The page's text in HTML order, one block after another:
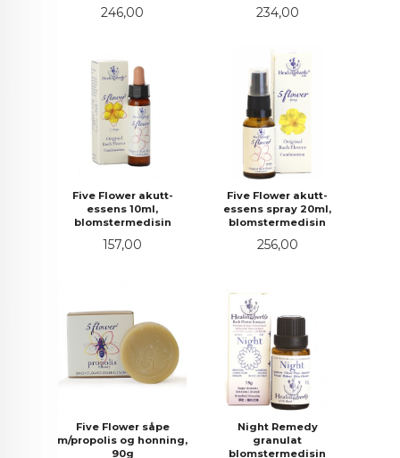
Pris
246,00 Pris
234,00
Five Flower akutt-
essens 10ml,
blomstermedisin
Pris
157,00
Five Flower akutt-
essens spray 20ml,
blomstermedisin
Pris
256,00
Five Flower såpe
m/propolis og honning,
90g
Night Remedy
granulat
blomstermedisin